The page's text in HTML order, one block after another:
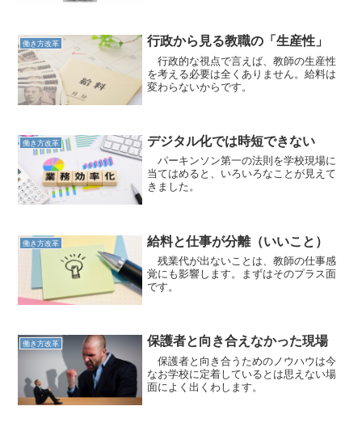
働き方改革 行政から見る教職の「生産性」
行政的な視点で言えば、教師の生産性
を考える必要は全くありません。給料は
変わらないからです。
働き方改革 デジタル化では時短できない
パーキンソン第一の法則を学校現場に
当てはめると、いろいろなことが見えて
きました。
働き方改革 給料と仕事が分離（いいこと）
残業代が出ないことは、教師の仕事感
覚にも影響します。まずはそのプラス面
です。
働き方改革 保護者と向き合えなかった現場
保護者と向き合うためのノウハウは今
なお学校に定着しているとは思えない場
面によく出くわします。